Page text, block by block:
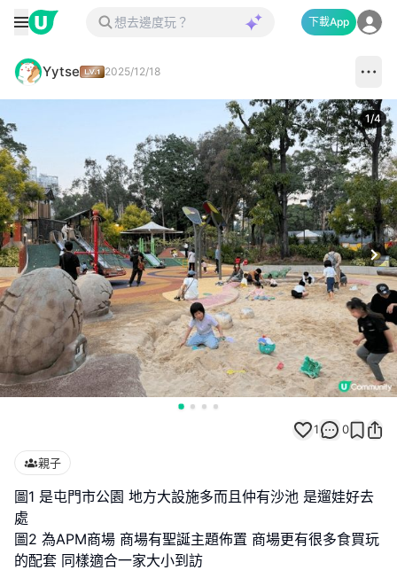
下載App
Yytse 2025/12/18
1/4
1 0
親子
圖1 是屯門市公園 地方大設施多而且仲有沙池 是遛娃好去
處
圖2 為APM商場 商場有聖誕主題佈置 商場更有很多食買玩
的配套 同樣適合一家大小到訪